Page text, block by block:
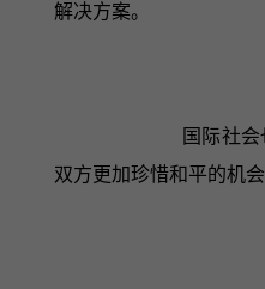
解决方案。
国际社
双方更加珍惜和平的机